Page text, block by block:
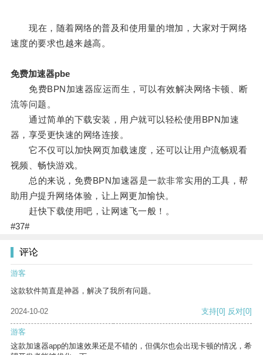
现在，随着网络的普及和使用量的增加，大家对于网络
速度的要求也越来越高。
免费加速器pbe
免费BPN加速器应运而生，可以有效解决网络卡顿、断
流等问题。
通过简单的下载安装，用户就可以轻松使用BPN加速
器，享受更快速的网络连接。
它不仅可以加快网页加载速度，还可以让用户流畅观看
视频、畅快游戏。
总的来说，免费BPN加速器是一款非常实用的工具，帮
助用户提升网络体验，让上网更加愉快。
赶快下载使用吧，让网速飞一般！。
#37#
评论
游客
这款软件简直是神器，解决了我所有问题。
2024-10-02 支持[0] 反对[0]
游客
这款加速器app的加速效果还是不错的，但偶尔也会出现卡顿的情况，希